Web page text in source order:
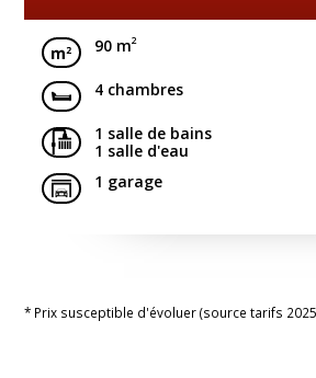
90 m2
4 chambres
1 salle de bains
1 salle d'eau
1 garage
* Prix susceptible d'évoluer (source tarifs